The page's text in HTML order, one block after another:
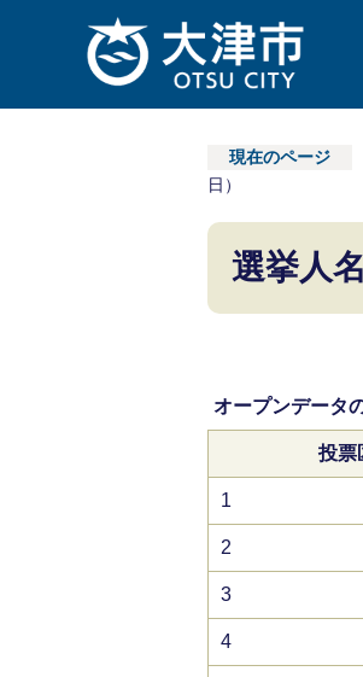
現在のページ
日）
選挙人
オープンデータ
投票
1
2
3
4